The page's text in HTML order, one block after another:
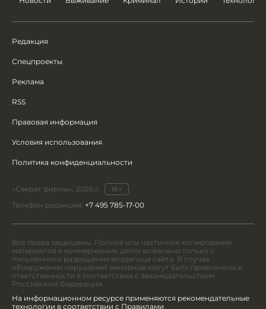
Редакция
Спецпроекты
Реклама
RSS
Правовая информация
Условия использования
Политика конфиденциальности
«Секрет фирмы», 2026 г.
18+
Телефон редакции: +7 495 785-17-00
Все права защищены. Полное или частичное копирование
материалов в коммерческих целях возможно только с
письменного разрешения владельца сайта. В случае
обнаружения нарушений виновные могут быть привлечены к
ответственности в соответствии с законодательством
Российской Федерации.
На информационном ресурсе применяются рекомендательные
технологии в соответствии с Правилами